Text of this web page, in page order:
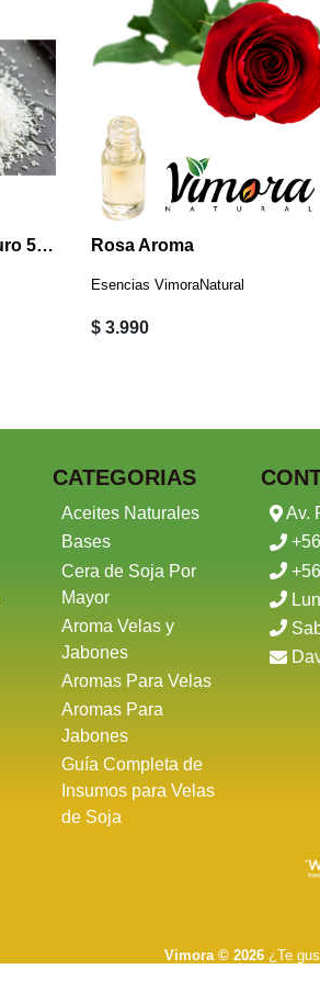
Coco Deshidratado Puro 50 grs Rosa Aroma
Esencias VimoraNatural
$ 3.990
CATEGORIAS
Aceites Naturales
Bases
Cera de Soja Por
Mayor
Aroma Velas y
Jabones
Aromas Para Velas
Aromas Para
Jabones
Guía Completa de
Insumos para Velas
de Soja
Av.
Vimora © 2026¿Te